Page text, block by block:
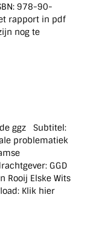
978-90-
rapport in pdf
nog te
ggz Subtitel:
problematiek
GGD
Rooij Elske Wits
Klik hier